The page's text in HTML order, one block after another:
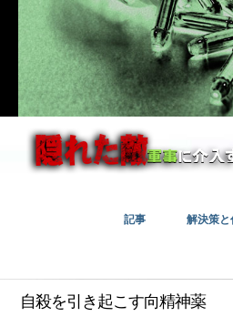
解決策と
記事
自殺を引き起こす向精神薬